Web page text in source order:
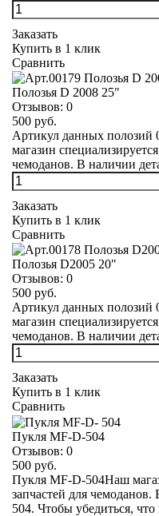
Заказать
Купить в 1 клик
Сравнить
Полозья D 2008 25"
Отзывов: 0
500 руб.
Артикул данных
магазин
чемоданов. В наличии
Заказать
Купить в 1 клик
Сравнить
Полозья D2005 20"
Отзывов: 0
500 руб.
Артикул данных
магазин
чемоданов. В наличии
Заказать
Купить в 1 клик
Сравнить
Пукля MF-D-504
Отзывов: 0
500 руб.
Пукля MF-D-504Наш
запчастей для
504. Чтобы убедиться, что